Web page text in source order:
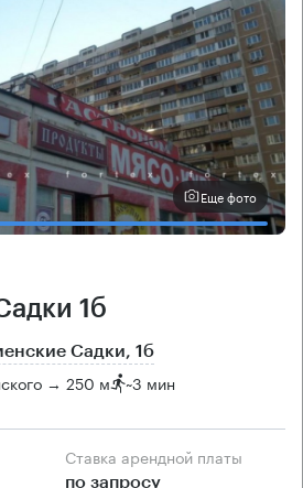
Еще фото
1б
Садки, 1б
→ 250 м ~3 мин
Ставка арендной платы
по запросу